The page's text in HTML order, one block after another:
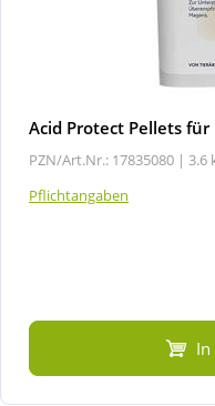
Acid Protect Pellets für
PZN/Art.Nr.: 17835080 | 3.6
Pflichtangaben